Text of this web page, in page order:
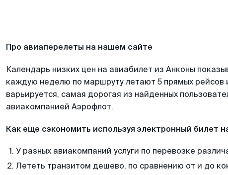
Про авиаперелеты на нашем сайте
Календарь низких цен на авиабилет из Анконы
каждую неделю по маршруту летают 5 прямых рейсов
варьируется, самая дорогая из найденных
авиакомпанией Аэрофлот.
Как еще сэкономить используя электронный билет
У разных авиакомпаний услуги по перевозке
Лететь транзитом дешево, по сравнению от и до